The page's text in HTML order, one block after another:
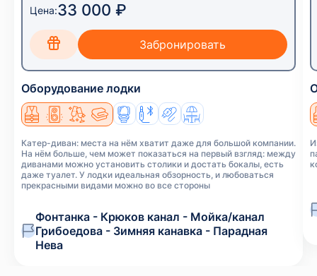
Цена:33 000 ₽
Оборудование лодки
Катер-диван: места на нём хватит даже для большой компании.
На нём больше, чем может показаться на первый взгляд: между
диванами можно установить столики и достать бокалы, есть
даже туалет. У лодки идеальная обзорность, и любоваться
прекрасными видами можно во все стороны
Фонтанка - Крюков канал - Мойка/канал
Грибоедова - Зимняя канавка - Парадная
Нева